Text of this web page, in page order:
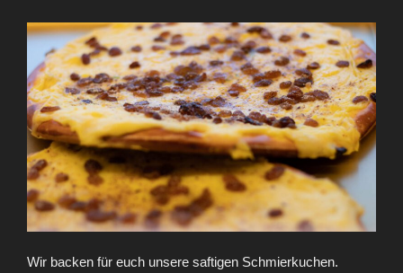
Wir backen für euch unsere saftigen Schmierkuchen.